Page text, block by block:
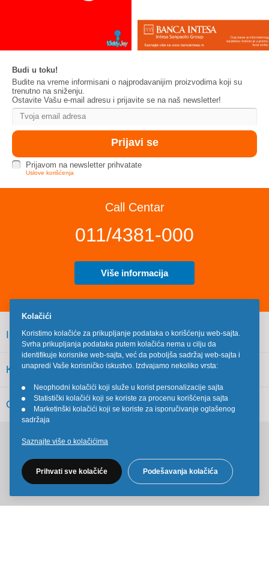
Budi u toku!
Budite na vreme informisani o najprodavanijim proizvodima koji su
trenutno na sniženju.
Ostavite Vašu e-mail adresu i prijavite se na naš newsletter!
Prijavom na newsletter prihvatate
Uslove korišćenja
Call Centar
011/4381-000
Više informacija
INFORMACIJE
KORISNIČKI SERVIS
OSTALO
Kolačići
Koristimo kolačiće za prikupljanje podataka o korišćenju web-sajta.
Svrha prikupljanja podataka putem kolačića nema u cilju da
identifikuje korisnike web-sajta, već da poboljša sadržaj web-sajta i
unapredi Vaše korisničko iskustvo. Izdvajamo nekoliko vrsta:
•
Neophodni kolačići koji služe u korist personalizacije sajta
•
Statistički kolačići koji se koriste za procenu korišćenja sajta
•
Marketinški kolačići koji se koriste za isporučivanje oglašenog
sadržaja
Saznajte više o kolačićima
Prihvati sve kolačiće Podešavanja kolačića